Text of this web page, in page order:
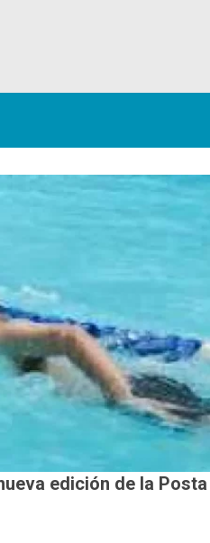
edición de la Posta